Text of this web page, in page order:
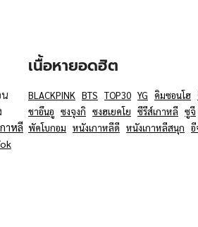
าหลี
เนื้อหายอดฮิต
BLACKPINK BTS TOP30 YG คิมซอนโฮ
ชาอึนอู ซงจุงกิ ซงฮเยคโย ซีรีส์เกาหลี ซูจี
พัคโบกอม หนังเกาหลีดี หนังเกาหลีสนุก อี